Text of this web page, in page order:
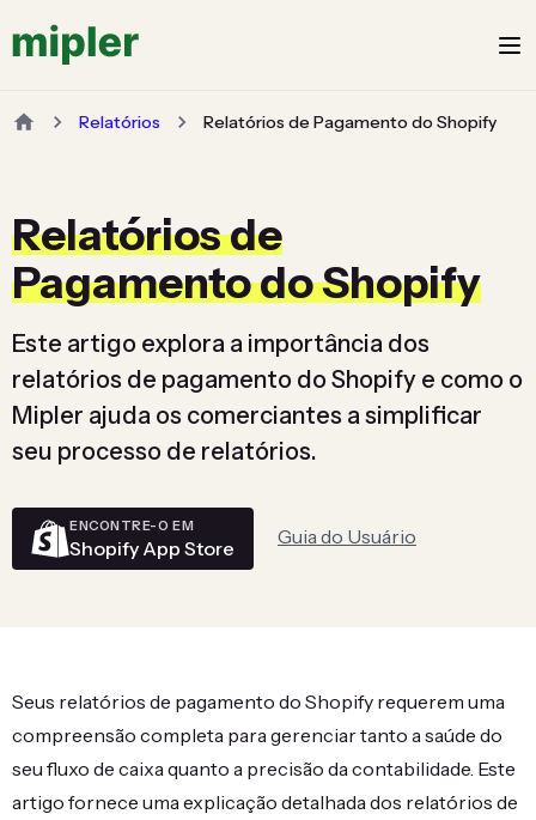
Relatórios Relatórios de Pagamento do Shopify
Relatórios de
Pagamento do Shopify
Este artigo explora a importância dos
relatórios de pagamento do Shopify e como o
Mipler ajuda os comerciantes a simplificar
seu processo de relatórios.
ENCONTRE-O EM
Shopify App Store Guia do Usuário
Seus relatórios de pagamento do Shopify requerem uma
compreensão completa para gerenciar tanto a saúde do
seu fluxo de caixa quanto a precisão da contabilidade. Este
artigo fornece uma explicação detalhada dos relatórios de